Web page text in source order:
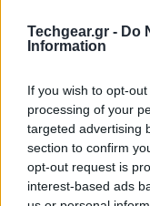
Techgear.gr - Do
Information
If you wish to opt-
processing of your
targeted advertising
section to confirm
opt-out request is
interest-based ads
οιωνός ότι κάτι
κέρδισε
custom Android
μάλιστα, υπήρχε
για την εξαγορά